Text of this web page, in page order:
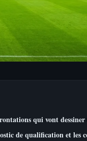
qui vont dessiner
de qualification et les